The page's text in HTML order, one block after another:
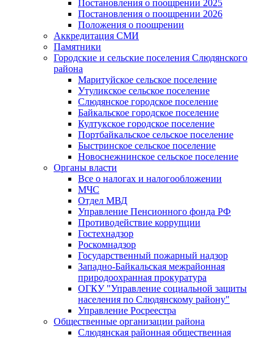
Постановления о поощрении 2025
Постановления о поощрении 2026
Положения о поощрении
Аккредитация СМИ
Памятники
Городские и сельские поселения Слюдянского
района
Маритуйское сельское поселение
Утуликское сельское поселение
Слюдянское городское поселение
Байкальское городское поселение
Култукское городское поселение
Портбайкальское сельское поселение
Быстринское сельское поселение
Новоснежнинское сельское поселение
Органы власти
Все о налогах и налогообложении
МЧС
Отдел МВД
Управление Пенсионного фонда РФ
Противодействие коррупции
Гостехнадзор
Роскомнадзор
Государственный пожарный надзор
Западно-Байкальская межрайонная
природоохранная прокуратура
ОГКУ "Управление социальной защиты
населения по Слюдянскому району"
Управление Росреестра
Общественные организации района
Слюдянская районная общественная